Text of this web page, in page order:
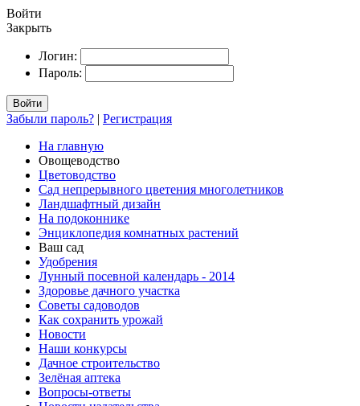
Войти
Закрыть
Логин:
Пароль:
Войти
Забыли пароль? | Регистрация
На главную
Овощеводство
Цветоводство
Сад непрерывного цветения многолетников
Ландшафтный дизайн
На подоконнике
Энциклопедия комнатных растений
Ваш сад
Удобрения
Лунный посевной календарь - 2014
Здоровье дачного участка
Советы садоводов
Как сохранить урожай
Новости
Наши конкурсы
Дачное строительство
Зелёная аптека
Вопросы-ответы